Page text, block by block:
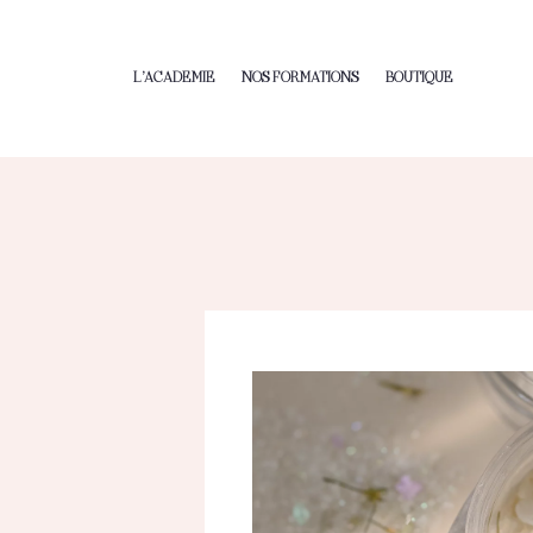
L’ACADEMIE NOS FORMATIONS BOUTIQUE